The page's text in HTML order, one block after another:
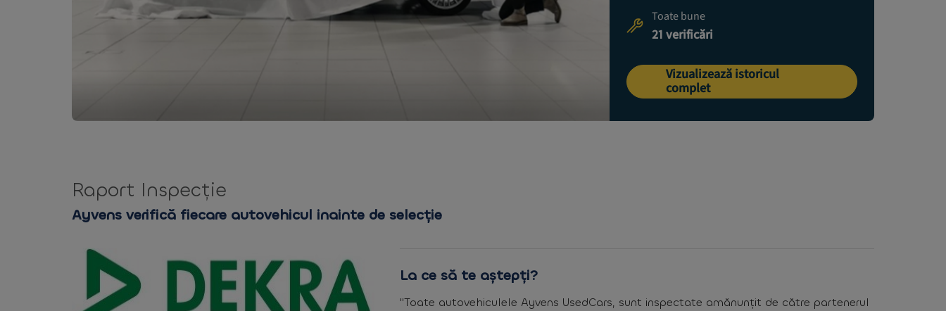
Toate bune
21 verificări
Vizualizează istoricul
complet
Raport Inspecție
Ayvens verifică fiecare autovehicul inainte de selecție
La ce să te aștepți?
"Toate autovehiculele Ayvens UsedCars, sunt inspectate amănunțit de către partenerul